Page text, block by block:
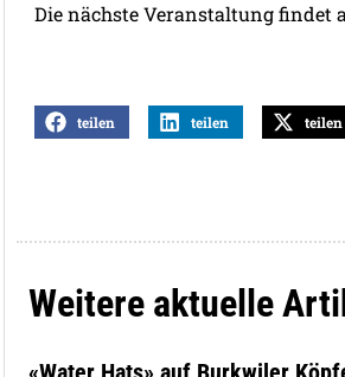
Die nächste Veranstaltung findet
teilen teilen teilen
Weitere aktuelle